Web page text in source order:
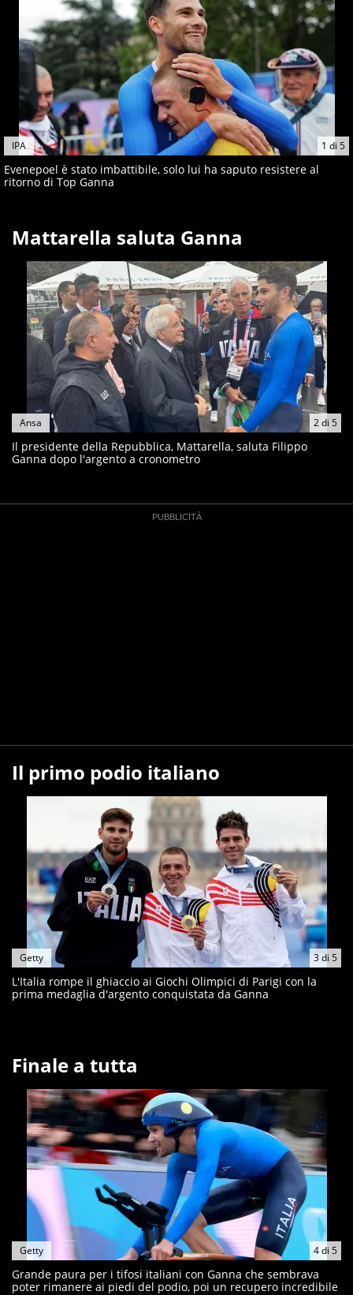
giornalisti ed esperti di sport abili sia nel gioco di
rimessa quando intercettano le notizie e le rilanciano
verso la rete, sia nella costruzione dal basso quando
creano contenuti 100% originali ed esclusivi.
1 di 5
IPA
Evenepoel è stato imbattibile, solo lui ha saputo resistere al
ritorno di Top Ganna
Mattarella saluta Ganna
2di 5
Ansa
Il presidente della Repubblica, Mattarella, saluta Filippo
Ganna dopo l'argento a cronometro
Il primo podio italiano
3di 5
Getty
L'Italia rompe il ghiaccio ai Giochi Olimpici di Parigi con la
prima medaglia d'argento conquistata da Ganna
Finale a tutta
4di 5
Getty
Grande paura per i tifosi italiani con Ganna che sembrava
poter rimanere ai piedi del podio, poi un recupero incredibile